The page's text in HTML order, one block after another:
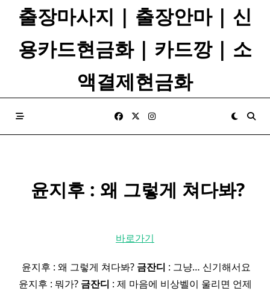
출장마사지 | 출장안마 | 신
용카드현금화 | 카드깡 | 소
액결제현금화
​ 윤지후 : 왜 그렇게 쳐다봐?
바로가기
​ 윤지후 : 왜 그렇게 쳐다봐? 금잔디 : 그냥… 신기해서요
윤지후 : 뭐가? 금잔디 : 제 마음에 비상벨이 울리면 언제